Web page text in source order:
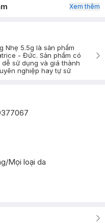
Xem thêm
Nhẹ 5.5g là sản phẩm
- Đức. Sản phẩm có
sử dụng và giá thành
nghiệp hay tự sử
Mọi loại da